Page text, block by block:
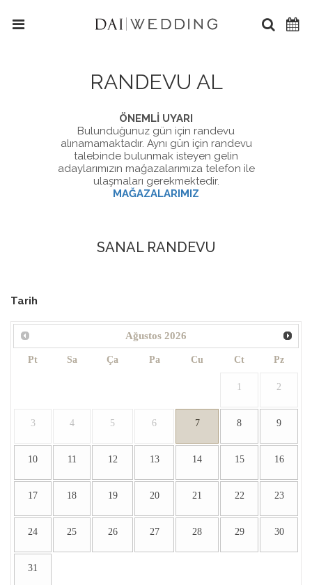
RANDEVU AL
ÖNEMLİ UYARI
Bulunduğunuz gün için randevu
alınamamaktadır. Aynı gün için randevu
talebinde bulunmak isteyen gelin
adaylarımızın mağazalarımıza telefon ile
ulaşmaları gerekmektedir.
MAĞAZALARIMIZ
SANAL RANDEVU
Tarih
Ağustos 2026
Pt Sa Ça Pa Cu Ct Pz
1 2
3 4 5 6 7 8 9
10 11 12 13 14 15 16
17 18 19 20 21 22 23
24 25 26 27 28 29 30
31